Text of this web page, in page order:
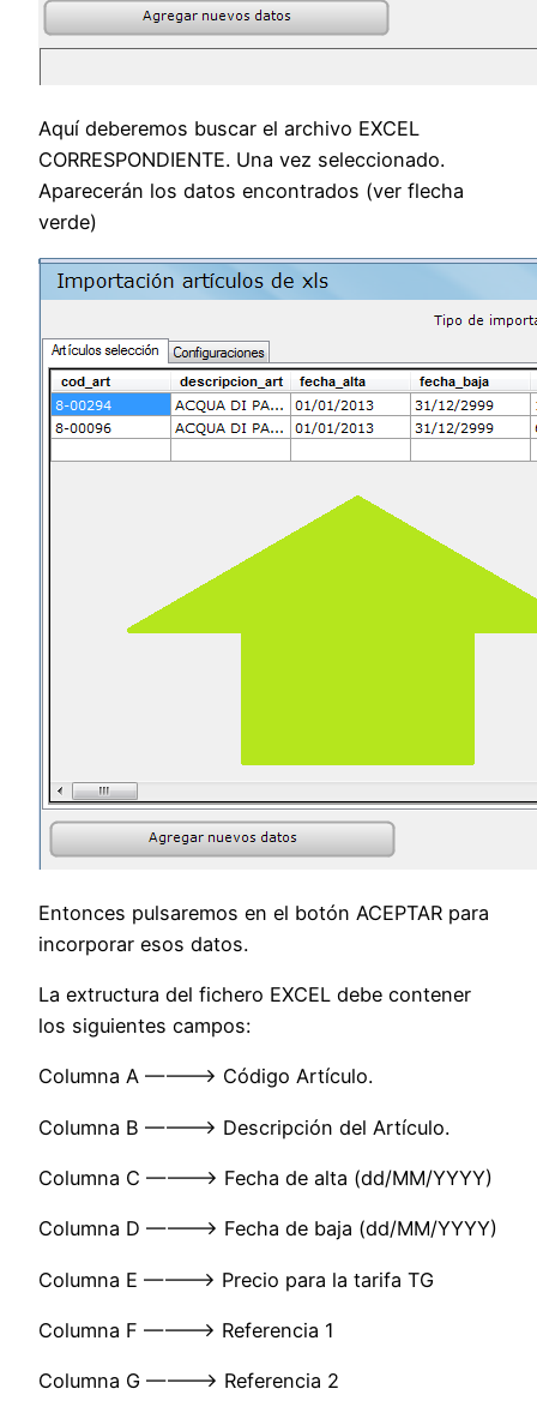
Aquí deberemos buscar el archivo EXCEL
CORRESPONDIENTE. Una vez seleccionado.
Aparecerán los datos encontrados (ver flecha
verde)
Entonces pulsaremos en el botón ACEPTAR para
incorporar esos datos.
La extructura del fichero EXCEL debe contener
los siguientes campos:
Columna A ———-> Código Artículo.
Columna B ———-> Descripción del Artículo.
Columna C ———-> Fecha de alta (dd/MM/YYYY)
Columna D ———-> Fecha de baja (dd/MM/YYYY)
Columna E ———-> Precio para la tarifa TG
Columna F ———-> Referencia 1
Columna G ———-> Referencia 2